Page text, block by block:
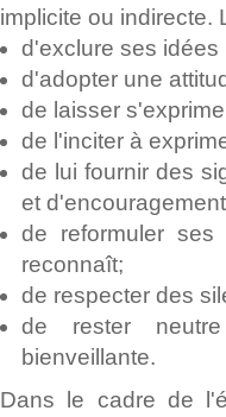
reconnaît;
bienveillante.